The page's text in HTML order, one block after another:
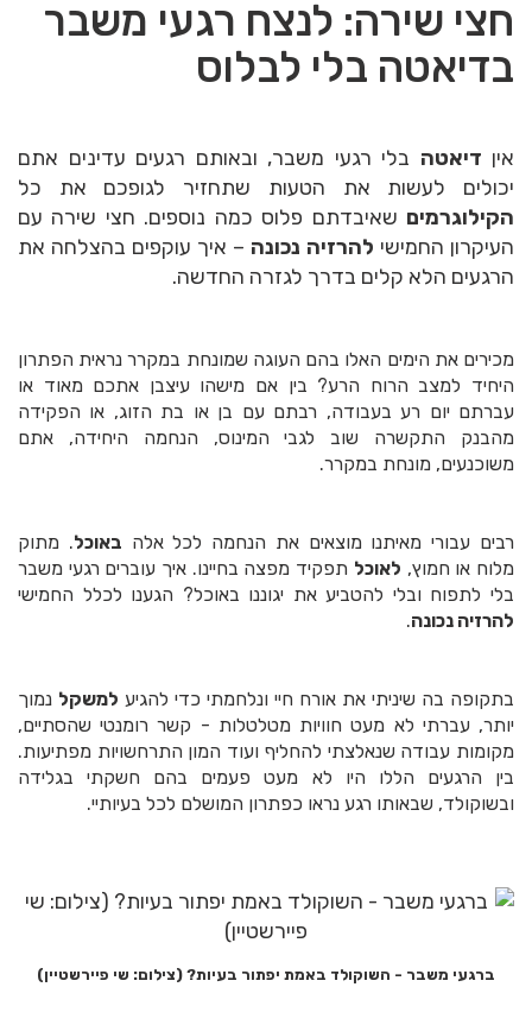
חצי שירה: לנצח רגעי משבר
בדיאטה בלי לבלוס
אין דיאטה בלי רגעי משבר, ובאותם רגעים עדינים אתם
יכולים לעשות את הטעות שתחזיר לגופכם את כל
הקילוגרמים שאיבדתם פלוס כמה נוספים. חצי שירה עם
העיקרון החמישי להרזיה נכונה – איך עוקפים בהצלחה את
הרגעים הלא קלים בדרך לגזרה החדשה.
מכירים את הימים האלו בהם העוגה שמונחת במקרר נראית הפתרון
היחיד למצב הרוח הרע? בין אם מישהו עיצבן אתכם מאוד או
עברתם יום רע בעבודה, רבתם עם בן או בת הזוג, או הפקידה
מהבנק התקשרה שוב לגבי המינוס, הנחמה היחידה, אתם
משוכנעים, מונחת במקרר.
רבים עבורי מאיתנו מוצאים את הנחמה לכל אלה באוכל. מתוק
מלוח או חמוץ, לאוכל תפקיד מפצה בחיינו. איך עוברים רגעי משבר
בלי לתפוח ובלי להטביע את יגוננו באוכל? הגענו לכלל החמישי
להרזיה נכונה.
בתקופה בה שיניתי את אורח חיי ונלחמתי כדי להגיע למשקל נמוך
יותר, עברתי לא מעט חוויות מטלטלות - קשר רומנטי שהסתיים,
מקומות עבודה שנאלצתי להחליף ועוד המון התרחשויות מפתיעות.
בין הרגעים הללו היו לא מעט פעמים בהם חשקתי בגלידה
ובשוקולד, שבאותו רגע נראו כפתרון המושלם לכל בעיותיי.
ברגעי משבר - השוקולד באמת יפתור בעיות? (צילום: שי פיירשטיין)